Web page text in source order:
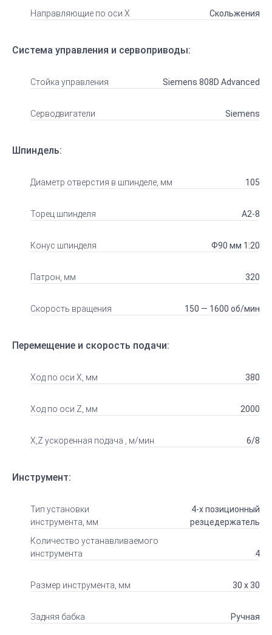
Направляющие по оси Х Скольжения
Система управления и сервоприводы:
Стойка управления Siemens 808D Advanced
Серводвигатели Siemens
Шпиндель:
Диаметр отверстия в шпинделе, мм 105
Торец шпинделя А2-8
Конус шпинделя Ф90 мм 1:20
Патрон, мм 320
Скорость вращения 150 — 1600 об/мин
Перемещение и скорость подачи:
Ход по оси Х, мм 380
Ход по оси Z, мм 2000
Х,Z ускоренная подача , м/мин 6/8
Инструмент:
Тип установки
инструмента, мм
4-х позиционный
резцедержатель
Количество устанавливаемого
инструмента
4
Размер инструмента, мм 30 x 30
Задняя бабка Ручная